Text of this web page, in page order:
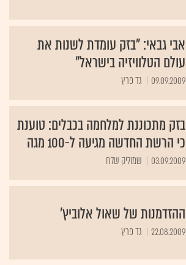
אבי גבאי: "בזק עומדת לשנות את
עולם הטלוויזיה בישראל"
09.09.2009 גד פרץ
בזק מתכוננת למלחמה בכבלים: טוענת
כי הרשת החדשה מגיעה ל-100 מגה
03.09.2009 שמוליק שלח
ההזדמנות של שאול אלוביץ'
22.08.2009 גד פרץ